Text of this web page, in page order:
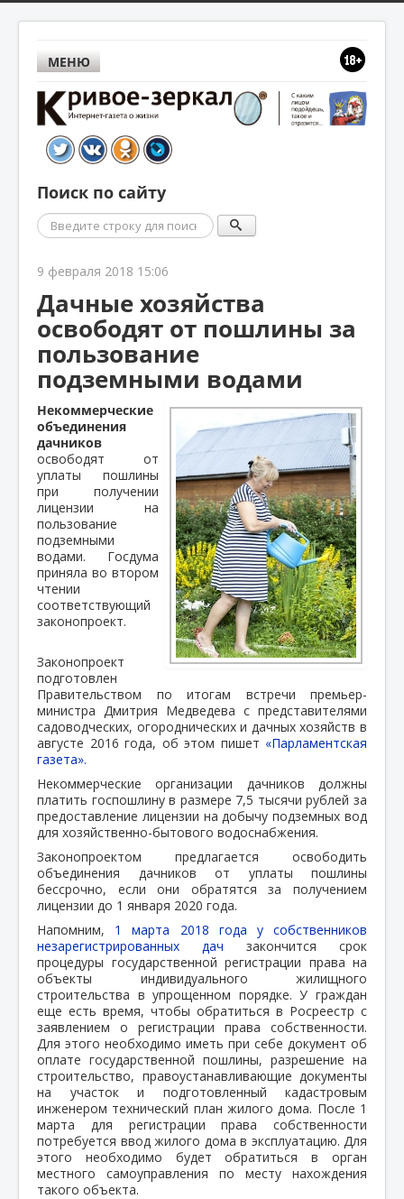
МЕНЮ
Поиск по сайту
Поиск
9 февраля 2018 15:06
Дачные хозяйства
освободят от пошлины за
пользование
подземными водами
Некоммерческие
объединения
дачников
освободят от
уплаты пошлины
при получении
лицензии на
пользование
подземными
водами. Госдума
приняла во втором
чтении
соответствующий
законопроект.
Законопроект
подготовлен
Правительством по итогам встречи премьер-
министра Дмитрия Медведева с представителями
садоводческих, огороднических и дачных хозяйств в
августе 2016 года, об этом пишет «Парламентская
газета».
Некоммерческие организации дачников должны
платить госпошлину в размере 7,5 тысячи рублей за
предоставление лицензии на добычу подземных вод
для хозяйственно-бытового водоснабжения.
Законопроектом предлагается освободить
объединения дачников от уплаты пошлины
бессрочно, если они обратятся за получением
лицензии до 1 января 2020 года.
Напомним, 1 марта 2018 года у собственников
незарегистрированных дач закончится срок
процедуры государственной регистрации права на
объекты индивидуального жилищного
строительства в упрощенном порядке. У граждан
еще есть время, чтобы обратиться в Росреестр с
заявлением о регистрации права собственности.
Для этого необходимо иметь при себе документ об
оплате государственной пошлины, разрешение на
строительство, правоустанавливающие документы
на участок и подготовленный кадастровым
инженером технический план жилого дома. После 1
марта для регистрации права собственности
потребуется ввод жилого дома в эксплуатацию. Для
этого необходимо будет обратиться в орган
местного самоуправления по месту нахождения
такого объекта.